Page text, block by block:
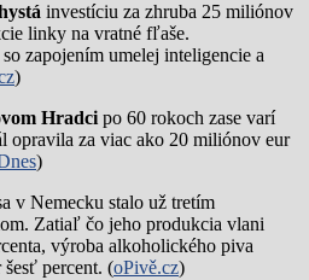
investíciu za zhruba 25 miliónov
linky na vratné fľaše.
zapojením umelej inteligencie a
)
Hradcipo 60 rokoch zase varí
opravila za viac ako 20 miliónov eur
)
v Nemecku stalo už tretím
Zatiaľ čo jeho produkcia vlani
výroba alkoholického piva
šesť percent. (oPivě.cz)